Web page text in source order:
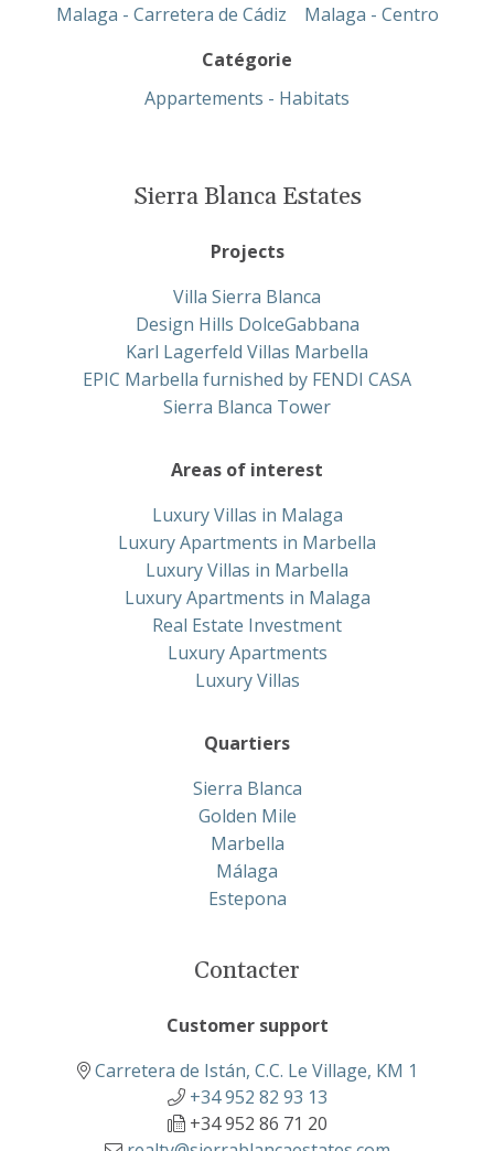
Malaga - Carretera de Cádiz
Malaga - Centro
Catégorie
Appartements - Habitats
Sierra Blanca Estates
Projects
Villa Sierra Blanca
Design Hills DolceGabbana
Karl Lagerfeld Villas Marbella
EPIC Marbella furnished by FENDI CASA
Sierra Blanca Tower
Areas of interest
Luxury Villas in Malaga
Luxury Apartments in Marbella
Luxury Villas in Marbella
Luxury Apartments in Malaga
Real Estate Investment
Luxury Apartments
Luxury Villas
Quartiers
Sierra Blanca
Golden Mile
Marbella
Málaga
Estepona
Contacter
Customer support
Carretera de Istán, C.C. Le Village, KM 1
+34 952 82 93 13
+34 952 86 71 20